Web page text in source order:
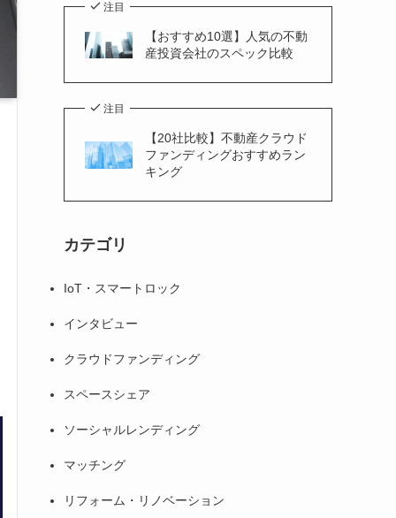
注目
【おすすめ10選】人気の不動
産投資会社のスペック比較
注目
【20社比較】不動産クラウド
ファンディングおすすめラン
キング
カテゴリ
IoT・スマートロック
インタビュー
クラウドファンディング
スペースシェア
ソーシャルレンディング
マッチング
リフォーム・リノベーション